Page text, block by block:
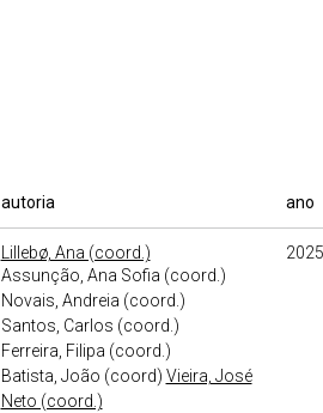
autoria ano
Lillebø, Ana (coord.)
Assunção, Ana Sofia (coord.)
Novais, Andreia (coord.)
Santos, Carlos (coord.)
Ferreira, Filipa (coord.)
Batista, João (coord) Vieira, José
Neto (coord.)
2025